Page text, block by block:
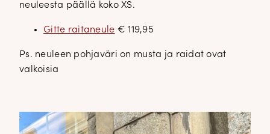
neuleesta päällä koko XS.
Gitte raitaneule € 119,95
Ps. neuleen pohjaväri on musta ja raidat ovat
valkoisia